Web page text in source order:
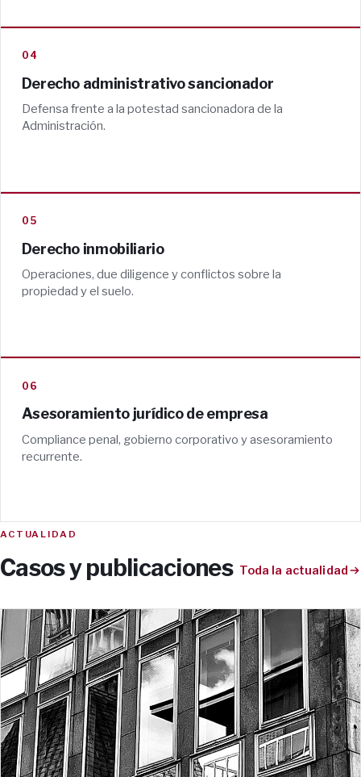
04
Derecho administrativo sancionador
Defensa frente a la potestad sancionadora de la
Administración.
05
Derecho inmobiliario
Operaciones, due diligence y conflictos sobre la
propiedad y el suelo.
06
Asesoramiento jurídico de empresa
Compliance penal, gobierno corporativo y asesoramiento
recurrente.
ACTUALIDAD
Casos y publicaciones Toda la actualidad